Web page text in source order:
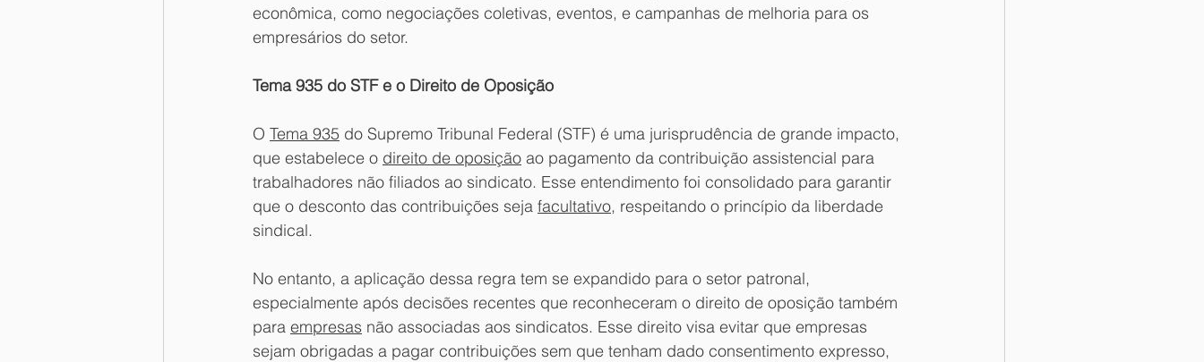
econômica, como negociações coletivas, eventos, e campanhas de melhoria para os
empresários do setor.
Tema 935 do STF e o Direito de Oposição
O Tema 935 do Supremo Tribunal Federal (STF) é uma jurisprudência de grande impacto,
que estabelece o direito de oposição ao pagamento da contribuição assistencial para
trabalhadores não filiados ao sindicato. Esse entendimento foi consolidado para garantir
que o desconto das contribuições seja facultativo, respeitando o princípio da liberdade
sindical.
No entanto, a aplicação dessa regra tem se expandido para o setor patronal,
especialmente após decisões recentes que reconheceram o direito de oposição também
para empresas não associadas aos sindicatos. Esse direito visa evitar que empresas
sejam obrigadas a pagar contribuições sem que tenham dado consentimento expresso,